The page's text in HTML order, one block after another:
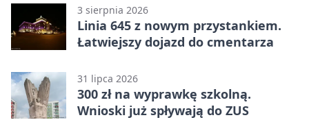
3 sierpnia 2026
Linia 645 z nowym przystankiem.
Łatwiejszy dojazd do cmentarza
31 lipca 2026
300 zł na wyprawkę szkolną.
Wnioski już spływają do ZUS